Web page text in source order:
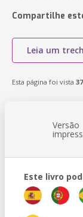
Compartilhe
Leia um
Esta página foi vista
Versão
Este livro